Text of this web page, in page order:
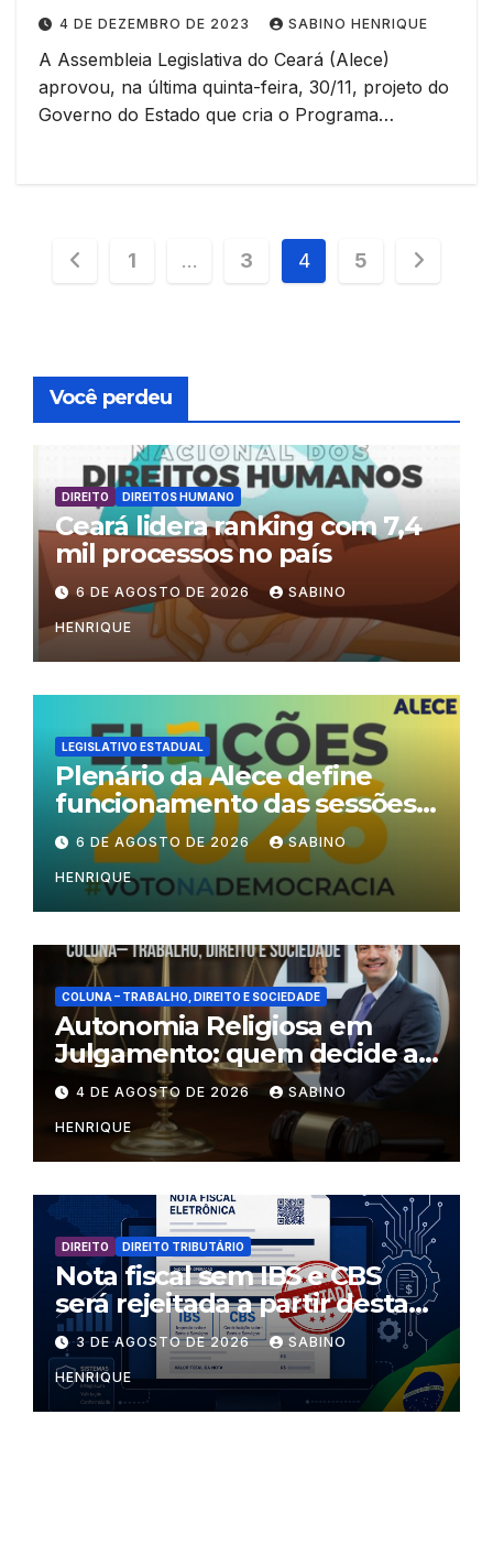
4 DE DEZEMBRO DE 2023 SABINO HENRIQUE
A Assembleia Legislativa do Ceará (Alece)
aprovou, na última quinta-feira, 30/11, projeto do
Governo do Estado que cria o Programa…
Paginação
1 … 3 4 5
Você perdeu
DIREITO DIREITOS HUMANO
Ceará lidera ranking com 7,4
mil processos no país
6 DE AGOSTO DE 2026 SABINO
HENRIQUE
LEGISLATIVO ESTADUAL
Plenário da Alece define
funcionamento das sessões
durante o período eleitoral
6 DE AGOSTO DE 2026 SABINO
HENRIQUE
COLUNA – TRABALHO, DIREITO E SOCIEDADE
Autonomia Religiosa em
Julgamento: quem decide as
regras dentro dos templos?
4 DE AGOSTO DE 2026 SABINO
HENRIQUE
DIREITO DIREITO TRIBUTÁRIO
Nota fiscal sem IBS e CBS
será rejeitada a partir desta
segunda-feira
3 DE AGOSTO DE 2026 SABINO
HENRIQUE